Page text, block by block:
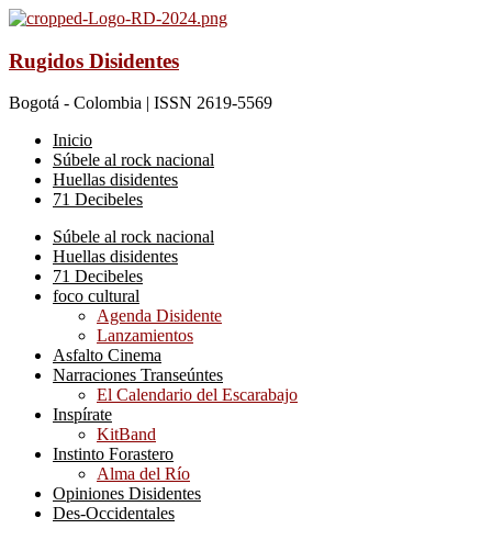
Rugidos Disidentes
Bogotá - Colombia | ISSN 2619-5569
Inicio
Súbele al rock nacional
Huellas disidentes
71 Decibeles
Súbele al rock nacional
Huellas disidentes
71 Decibeles
foco cultural
Agenda Disidente
Lanzamientos
Asfalto Cinema
Narraciones Transeúntes
El Calendario del Escarabajo
Inspírate
KitBand
Instinto Forastero
Alma del Río
Opiniones Disidentes
Des-Occidentales